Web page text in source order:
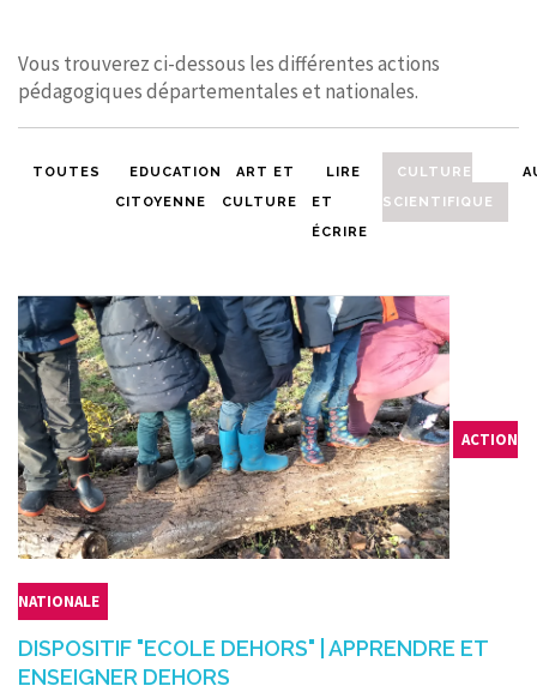
CONTACT
Vous trouverez ci-dessous les différentes actions
pédagogiques départementales et nationales.
TOUTES
EDUCATION
CITOYENNE
ART ET
CULTURE
LIRE
ET
ÉCRIRE
CULTURE
SCIENTIFIQUE
ACTION
NATIONALE
DISPOSITIF "ECOLE DEHORS" | APPRENDRE ET
ENSEIGNER DEHORS